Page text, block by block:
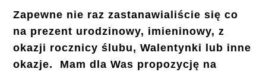
Zapewne nie raz zastanawialiście się co
na prezent urodzinowy, imieninowy, z
okazji rocznicy ślubu, Walentynki lub inne
okazje. Mam dla Was propozycję na